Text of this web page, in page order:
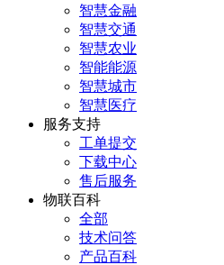
智慧金融
智慧交通
智慧农业
智能能源
智慧城市
智慧医疗
服务支持
工单提交
下载中心
售后服务
物联百科
全部
技术问答
产品百科